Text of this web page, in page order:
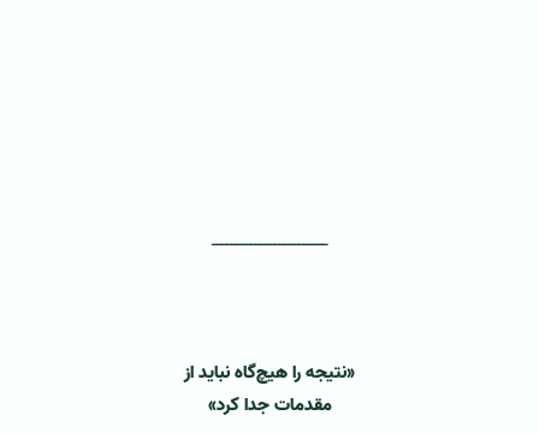
‌ــــــــــــــــــــــــ
«نتیجه را هیچ‌گاه نباید از
مقدمات جدا کرد»